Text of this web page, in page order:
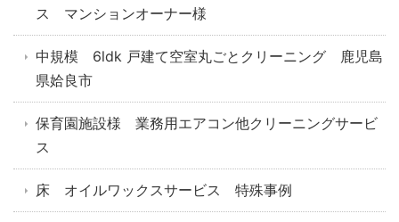
ス マンションオーナー様
中規模 6ldk 戸建て空室丸ごとクリーニング 鹿児島
県姶良市
保育園施設様 業務用エアコン他クリーニングサービ
ス
床 オイルワックスサービス 特殊事例